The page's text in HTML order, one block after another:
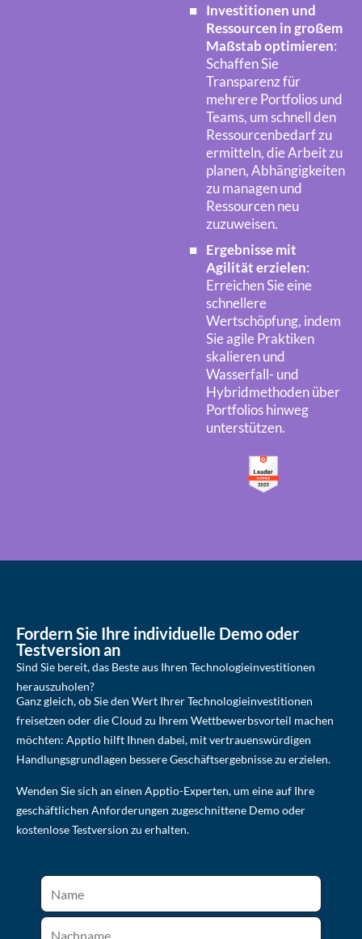
Investitionen und
Ressourcen in großem
Maßstab optimieren:
Schaffen Sie
Transparenz für
mehrere Portfolios und
Teams, um schnell den
Ressourcenbedarf zu
ermitteln, die Arbeit zu
planen, Abhängigkeiten
zu managen und
Ressourcen neu
zuzuweisen.
Ergebnisse mit
Agilität erzielen:
Erreichen Sie eine
schnellere
Wertschöpfung, indem
Sie agile Praktiken
skalieren und
Wasserfall- und
Hybridmethoden über
Portfolios hinweg
unterstützen.
Fordern Sie Ihre individuelle Demo oder
Testversion an
Sind Sie bereit, das Beste aus Ihren Technologieinvestitionen
herauszuholen?
Ganz gleich, ob Sie den Wert Ihrer Technologieinvestitionen
freisetzen oder die Cloud zu Ihrem Wettbewerbsvorteil machen
möchten: Apptio hilft Ihnen dabei, mit vertrauenswürdigen
Handlungsgrundlagen bessere Geschäftsergebnisse zu erzielen.
Wenden Sie sich an einen Apptio-Experten, um eine auf Ihre
geschäftlichen Anforderungen zugeschnittene Demo oder
kostenlose Testversion zu erhalten.